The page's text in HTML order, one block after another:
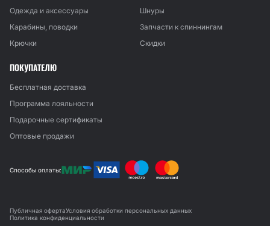
Одежда и аксессуары
Шнуры
Карабины, поводки
Запчасти к спиннингам
Крючки
Скидки
ПОКУПАТЕЛЮ
Бесплатная доставка
Программа лояльности
Подарочные сертификаты
Оптовые продажи
Способы оплаты:
Публичная офертаУсловия обработки персональных данных
Политика конфиденциальности